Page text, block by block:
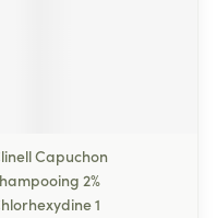
Capuchon
2%
1